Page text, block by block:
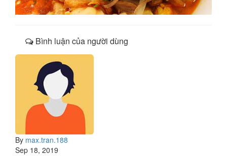
Bình luận của người dùng
By max.tran.188
Sep 18, 2019